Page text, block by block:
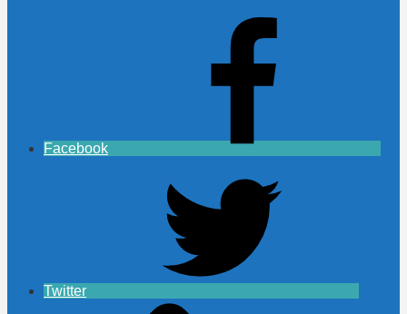
Facebook
Twitter